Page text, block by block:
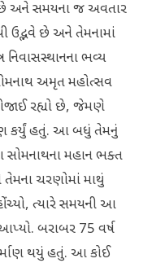
અને સમયના જ અવતાર
ઉદ્ભવે છે અને તેમનામાં
ભવ્ય
અમૃત મહોત્સવ
રહ્યો છે, જેમણે
કર્યું હતું. આ બધું તેમનું
સોમનાથના મહાન ભક્ત
ચરણોમાં માથું
ત્યારે સમયની આ
બરાબર 75 વર્ષ
થયું હતું. આ કોઈ